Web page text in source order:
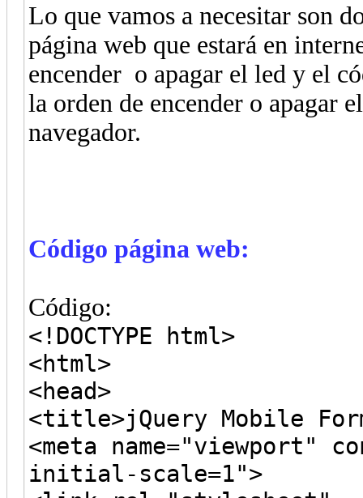
Lo que vamos a necesitar son
página web que estará en
encender o apagar el led y el
la orden de encender o apagar
navegador.
Código página web:
Código:
<!DOCTYPE html>
<html>
<head>
<title>jQuery Mobile
<meta name="viewport"
initial-scale=1">